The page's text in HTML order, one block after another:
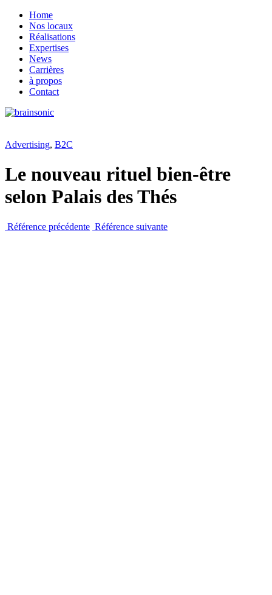
Home
Nos locaux
Réalisations
Expertises
News
Carrières
à propos
Contact
Advertising, B2C
Le nouveau rituel bien-être
selon Palais des Thés
Référence précédente Référence suivante